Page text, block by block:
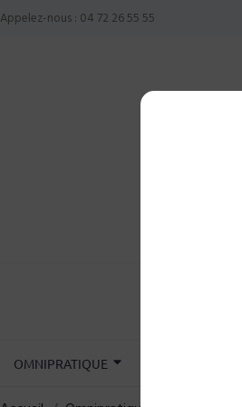
Appelez-nous : 04 72 26 55 55
OMNIPRATIQUE